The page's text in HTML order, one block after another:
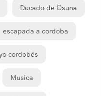
Ducado de Osuna
escapada a cordoba
cordobés
Musica